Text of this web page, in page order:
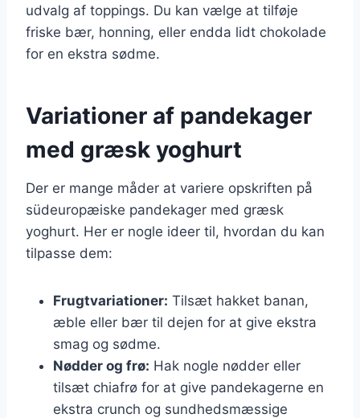
udvalg af toppings. Du kan vælge at tilføje
friske bær, honning, eller endda lidt chokolade
for en ekstra sødme.
Variationer af pandekager
med græsk yoghurt
Der er mange måder at variere opskriften på
südeuropæiske pandekager med græsk
yoghurt. Her er nogle ideer til, hvordan du kan
tilpasse dem:
Frugtvariationer: Tilsæt hakket banan,
æble eller bær til dejen for at give ekstra
smag og sødme.
Nødder og frø: Hak nogle nødder eller
tilsæt chiafrø for at give pandekagerne en
ekstra crunch og sundhedsmæssige